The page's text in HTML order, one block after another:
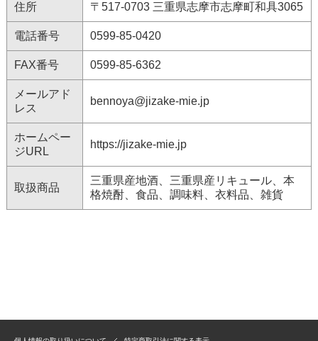
住所 〒517-0703 三重県志摩市志摩町和具3065
電話番号 0599-85-0420
FAX番号 0599-85-6362
メールアド
レス
bennoya@jizake-mie.jp
ホームペー
ジURL
https://jizake-mie.jp
取扱商品
三重県産地酒、三重県産リキュール、本
格焼酎、食品、調味料、衣料品、雑貨